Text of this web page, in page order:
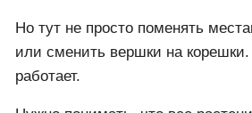
Но тут не просто поменять
или сменить вершки на корешки.
работает.